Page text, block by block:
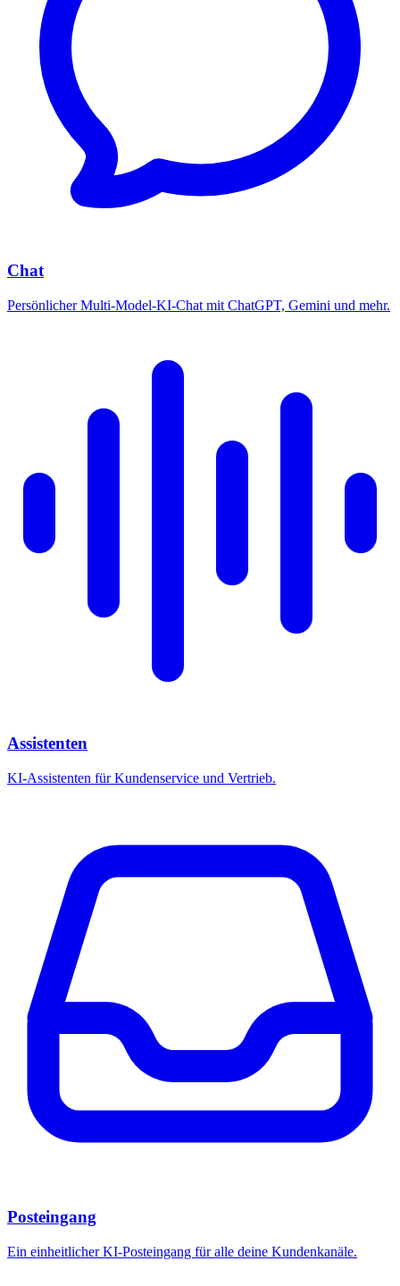
Chat
Persönlicher Multi-Model-KI-Chat mit ChatGPT, Gemini und mehr.
Assistenten
KI-Assistenten für Kundenservice und Vertrieb.
Posteingang
Ein einheitlicher KI-Posteingang für alle deine Kundenkanäle.